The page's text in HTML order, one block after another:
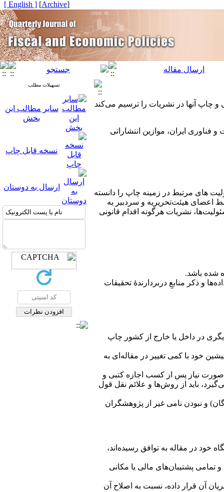
[
Archive
]
[ English ]
چاپ آنها در نشریات را ترسیم می‌کند
ایران، موازین انتشاراتی
های مرتبط در زمینه چاپ را دانسته
اعضای هیئت‌تحریریه و سردبیر به
نشریات هرگونه اقدام قانونی
شده باشد.
و ذکر منابعِ دربردارندۀ تحقیقات
در داخل یا خارج از کشور چاپ
خود با کمی تغییر در مقاله‌ای به
صورت نیاز پس از کسب اجازه کتبی و
باید از روش‌ها و علائم نقل قول
و نبودن نامی غیر از پژوهشگران
خود در مقاله به توافق رسیده‌اند،
تمامی پشتیبان‌های مالی یا مکانی
آن قرار داده، نسبت به اصلاح آن
تسهیلات مطلب
سایر مطالب این
بخش
نسخه قابل چاپ
ارسال به دوستان